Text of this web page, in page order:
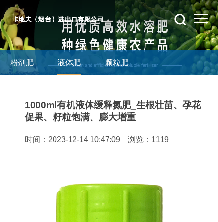
粉剂肥 液体肥 颗粒肥
1000ml有机液体缓释氮肥_生根壮苗、孕花
促果、籽粒饱满、膨大增重
时间：2023-12-14 10:47:09 浏览：1119